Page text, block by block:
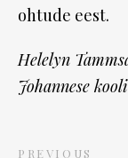
ohtude eest.
Helelyn
Johannese
PREVIOUS